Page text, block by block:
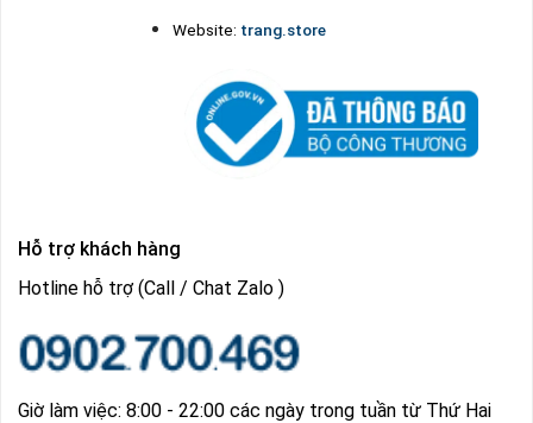
Website: trang.store
Hỗ trợ khách hàng
Hotline hỗ trợ (Call / Chat Zalo )
Giờ làm việc: 8:00 - 22:00 các ngày trong tuần từ Thứ Hai